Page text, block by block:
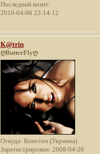
Последний визит:
2010-04-06 23:14:12
K@trin
ღButterFlyღ
Откуда: Конотоп (Украина)
Зарегистрирован: 2008-04-26